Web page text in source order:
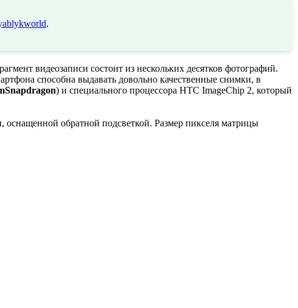
.
видеозаписи состоит из нескольких десятков фотографий.
способна выдавать довольно качественные снимки, в
Snapdragon) и специального процессора HTC ImageChip 2, который
обратной подсветкой. Размер пикселя матрицы